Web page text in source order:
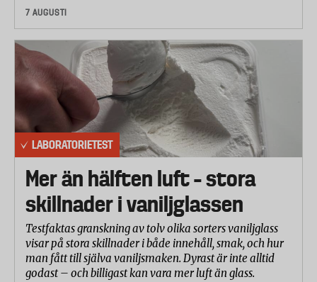
Roidmi R20
Testparametrar
Samtliga tester utförs enligt den internationella
standarden IEC 62885-2 för dammsugare.
Batteritid
Batteriet på varje modell konditionerades (laddades
ur och upp helt 3 ggr) först innan varje test för att få
ut maximal kapacitet ur respektive batteri. Varje
dammsugare kördes på maximal effekt på ett hårt
golv enligt specifikationerna i standarden.
7 AUGUSTI
LABORATORIETEST
Mer än hälften luft – stora
skillnader i vaniljglassen
Testfaktas granskning av tolv olika sorters vaniljglass
visar på stora skillnader i både innehåll, smak, och hur
man fått till själva vaniljsmaken. Dyrast är inte alltid
godast – och billigast kan vara mer luft än glass.